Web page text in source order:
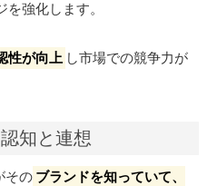
を強化します。
性が向上 し市場での競争力が
知と連想
その ブランドを知っていて、